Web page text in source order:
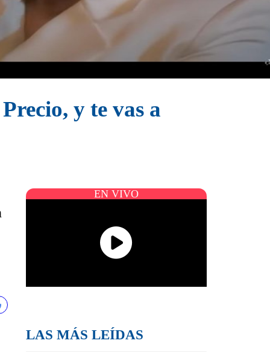
y te vas a
EN VIVO
LAS MÁS LEÍDAS